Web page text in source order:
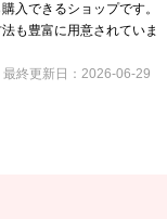
入できるショップです。
も豊富に用意されていま
最終更新日：2026-06-29